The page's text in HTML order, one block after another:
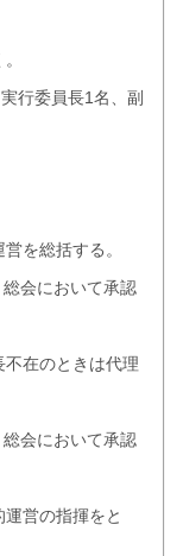
行委員長1名、副
を総括する。
会において承認
在のときは代理
会において承認
営の指揮をと